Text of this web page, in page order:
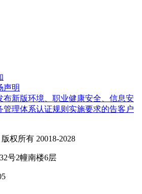
声明
布新版环境、职业健康安全、信息安
管理体系认证规则实施要求的告客户
权所有 20018-2028
号2幢南楼6层